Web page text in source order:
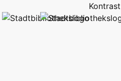
Kontrast